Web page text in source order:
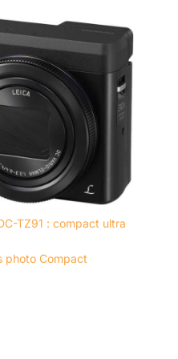
utilisation
【Surprise】
caméra compacte
est si
et portable. Nous
offrons également
carte mémoire 32G
batterie
pour
aider à prendre des
sans vous
de
petit
est conçu
TZ91 : compact ultra
photo Compact